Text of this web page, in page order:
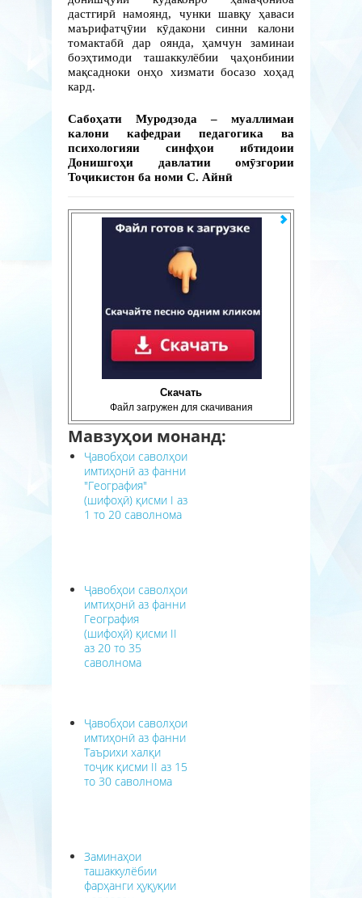
дастгирӣ намоянд, чунки шавқу ҳаваси
маърифатҷӯии кӯдакони синни калони
томактабӣ дар оянда, ҳамчун заминаи
боэҳтимоди ташаккулёбии ҷаҳонбинии
мақсадноки онҳо хизмати босазо хоҳад
кард.
Сабоҳати Муродзода – муаллимаи
калони кафедраи педагогика ва
психологияи синфҳои ибтидоии
Донишгоҳи давлатии омӯзгории
Тоҷикистон ба номи С. Айнӣ
Скачать
Файл загружен для скачивания
Мавзуҳои монанд:
Ҷавобҳои саволҳои
имтиҳонӣ аз фанни
"География"
(шифоҳӣ) қисми I аз
1 то 20 саволнома
Ҷавобҳои саволҳои
имтиҳонӣ аз фанни
География
(шифоҳӣ) қисми II
аз 20 то 35
саволнома
Ҷавобҳои саволҳои
имтиҳонӣ аз фанни
Таърихи халқи
тоҷик қисми II аз 15
то 30 саволнома
Заминаҳои
ташаккулёбии
фарҳанги ҳуқуқии